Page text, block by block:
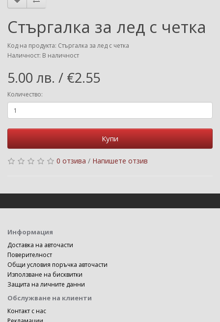
Стъргалка за лед с четка
Код на продукта: Стъргалка за лед с четка
Наличност: В наличност
5.00 лв. / €2.55
Количество:
Купи
0 отзива / Напишете отзив
Информация
Доставка на авточасти
Поверителност
Общи условия поръчка авточасти
Използване на бисквитки
Защита на личните данни
Обслужване на клиенти
Контакт с нас